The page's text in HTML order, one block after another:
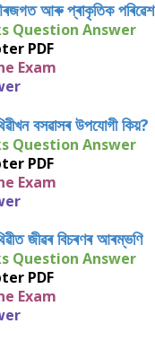
আৰু প্ৰাকৃতিক পৰিৱেশ
Question Answer
PDF
Exam
বসৱাসৰ উপযোগী কিয়?
Question Answer
PDF
Exam
জীৱৰ বিচৰণৰ আৰম্ভণি
Question Answer
PDF
Exam